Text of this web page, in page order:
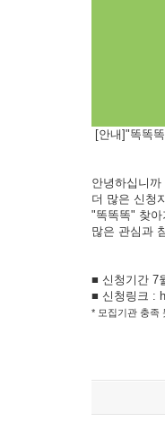
[안내]"똑똑
안녕하십니
더 많은 신청
"똑똑똑" 찾아
많은 관심과
■ 신청기간 7
■ 신청링크 :
* 모집기관 충족